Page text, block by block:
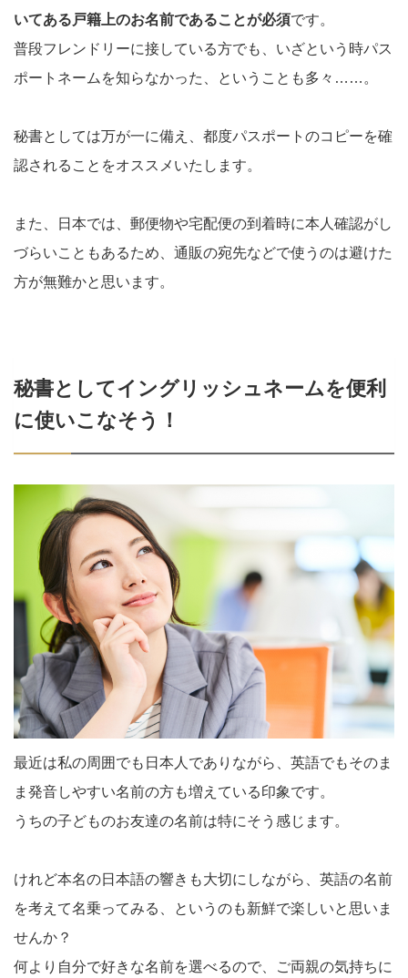
いてある戸籍上のお名前であることが必須です。
普段フレンドリーに接している方でも、いざという時パス
ポートネームを知らなかった、ということも多々……。
秘書としては万が一に備え、都度パスポートのコピーを確
認されることをオススメいたします。
また、日本では、郵便物や宅配便の到着時に本人確認がし
づらいこともあるため、通販の宛先などで使うのは避けた
方が無難かと思います。
秘書としてイングリッシュネームを便利
に使いこなそう！
最近は私の周囲でも日本人でありながら、英語でもそのま
ま発音しやすい名前の方も増えている印象です。
うちの子どものお友達の名前は特にそう感じます。
けれど本名の日本語の響きも大切にしながら、英語の名前
を考えて名乗ってみる、というのも新鮮で楽しいと思いま
せんか？
何より自分で好きな名前を選べるので、ご両親の気持ちに